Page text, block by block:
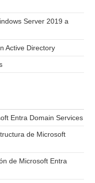
Server 2019 a
Active Directory
Entra Domain Services
de Microsoft
de Microsoft Entra